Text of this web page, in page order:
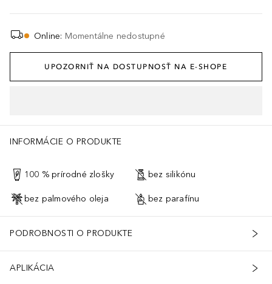
Online: Momentálne nedostupné
UPOZORNIŤ NA DOSTUPNOSŤ NA E-SHOPE
INFORMÁCIE O PRODUKTE
100 % prírodné zlošky bez silikónu
bez palmového oleja bez parafínu
PODROBNOSTI O PRODUKTE
APLIKÁCIA